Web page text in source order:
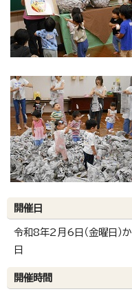
開催日
令和8年2月6日（金曜日）
日
開催時間